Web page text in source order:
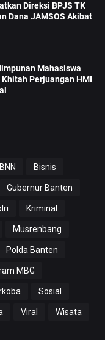
Direksi BPJS TK
Dana JAMSOS Akibat
Mahasiswa
Perjuangan HMI
BNN Bisnis
Gubernur Banten
Kriminal
Musrenbang
Polda Banten
MBG
Sosial
Viral Wisata